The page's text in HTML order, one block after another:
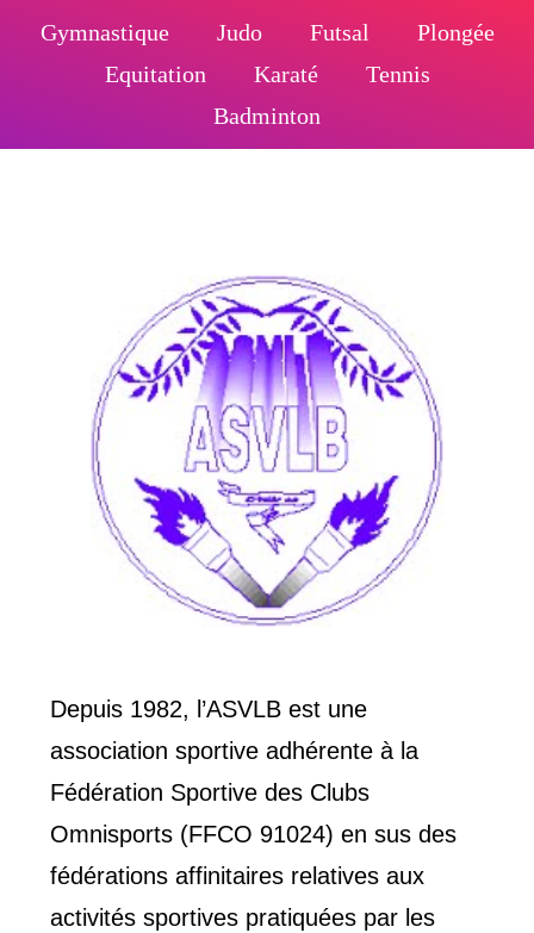
Gymnastique Judo Futsal
Plongée
Equitation
Karaté
Tennis
Badminton
Depuis 1982, l’ASVLB est une
association sportive adhérente à la
Fédération Sportive des Clubs
Omnisports (FFCO 91024) en sus des
fédérations affinitaires relatives aux
activités sportives pratiquées par les